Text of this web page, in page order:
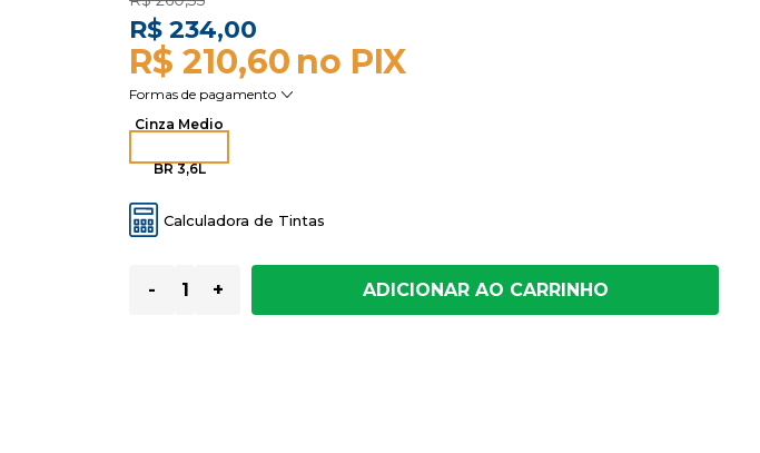
R$ 234,00
R$ 210,60
Cinza Medio
BR 3,6L
Calculadora de Tintas
- +